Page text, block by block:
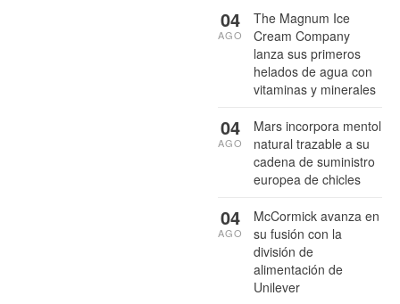
The Magnum Ice
Cream Company
lanza sus primeros
helados de agua con
vitaminas y minerales
04
AGO
Mars incorpora mentol
natural trazable a su
cadena de suministro
europea de chicles
04
AGO
McCormick avanza en
su fusión con la
división de
alimentación de
Unilever
04
AGO